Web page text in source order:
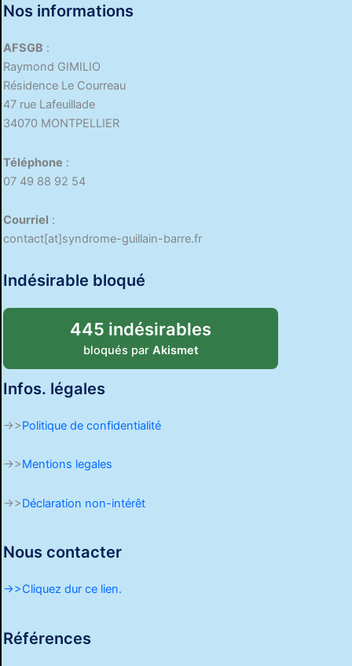
Nos informations
AFSGB :
Raymond GIMILIO
Résidence Le Courreau
47 rue Lafeuillade
34070 MONTPELLIER
Téléphone :
07 49 88 92 54
Courriel :
contact[at]syndrome-guillain-barre.fr
Indésirable bloqué
445 indésirables
bloqués par Akismet
Infos. légales
->>Politique de confidentialité
->>Mentions legales
->>Déclaration non-intérêt
Nous contacter
->>Cliquez dur ce lien.
Références